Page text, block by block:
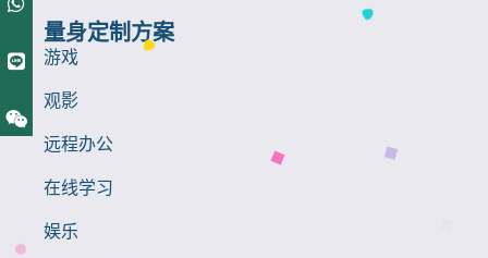
量身定制方案
游戏
观影
远程办公
在线学习
娱乐